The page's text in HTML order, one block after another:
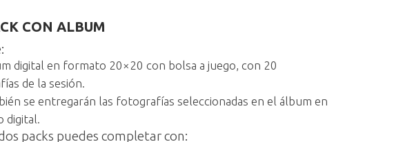
CON ALBUM
digital en formato 20×20 con bolsa a juego, con 20
de la sesión.
se entregarán las fotografías seleccionadas en el álbum en
digital.
packs puedes completar con: